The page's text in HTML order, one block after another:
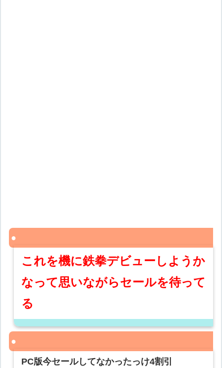
これを機に鉄拳デビューしようか
なって思いながらセールを待って
る
PC版今セールしてなかったっけ4割引